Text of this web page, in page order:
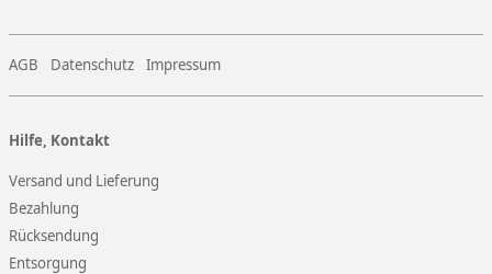
AGB Datenschutz Impressum
Hilfe, Kontakt
Versand und Lieferung
Bezahlung
Rücksendung
Entsorgung